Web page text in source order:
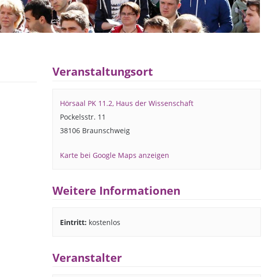
Veranstaltungsort
Hörsaal PK 11.2, Haus der Wissenschaft
Pockelsstr. 11
38106 Braunschweig
Karte bei Google Maps anzeigen
Weitere Informationen
Eintritt: kostenlos
Veranstalter